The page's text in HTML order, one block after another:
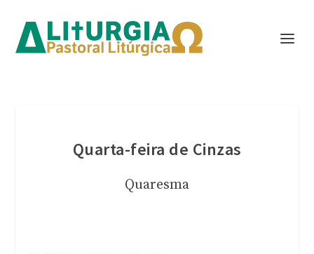
Quarta-feira de Cinzas
Quaresma